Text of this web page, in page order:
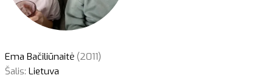
Ema Bačiliūnaitė (2011)
Šalis: Lietuva